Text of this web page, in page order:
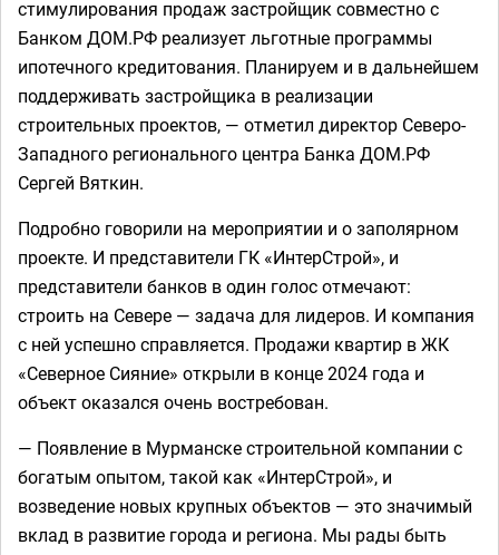
стимулирования продаж застройщик совместно с
Банком ДОМ.РФ реализует льготные программы
ипотечного кредитования. Планируем и в дальнейшем
поддерживать застройщика в реализации
строительных проектов, — отметил директор Северо-
Западного регионального центра Банка ДОМ.РФ
Сергей Вяткин.
Подробно говорили на мероприятии и о заполярном
проекте. И представители ГК «ИнтерСтрой», и
представители банков в один голос отмечают:
строить на Севере — задача для лидеров. И компания
с ней успешно справляется. Продажи квартир в ЖК
«Северное Сияние» открыли в конце 2024 года и
объект оказался очень востребован.
— Появление в Мурманске строительной компании с
богатым опытом, такой как «ИнтерСтрой», и
возведение новых крупных объектов — это значимый
вклад в развитие города и региона. Мы рады быть